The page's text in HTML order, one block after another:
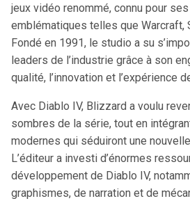
jeux vidéo renommé, connu pour
emblématiques telles que Warcraft,
Fondé en 1991, le studio a su
leaders de l’industrie grâce à son
qualité, l’innovation et l’expérience
Avec Diablo IV, Blizzard a voulu
sombres de la série, tout en
modernes qui séduiront une
L’éditeur a investi d’énormes
développement de Diablo IV,
graphismes, de narration et de